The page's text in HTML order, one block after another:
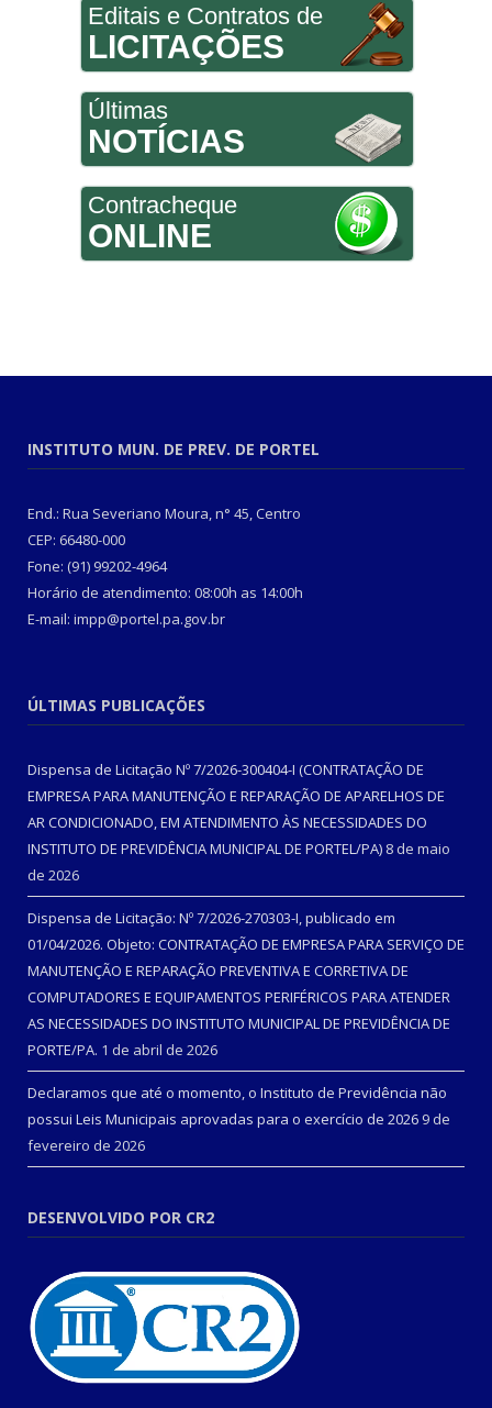
Editais e Contratos de
LICITAÇÕES
Últimas
NOTÍCIAS
Contracheque
ONLINE
INSTITUTO MUN. DE PREV. DE PORTEL
End.: Rua Severiano Moura, n° 45, Centro
CEP: 66480-000
Fone: (91) 99202-4964
Horário de atendimento: 08:00h as 14:00h
E-mail: impp@portel.pa.gov.br
ÚLTIMAS PUBLICAÇÕES
Dispensa de Licitação Nº 7/2026-300404-I (CONTRATAÇÃO DE
EMPRESA PARA MANUTENÇÃO E REPARAÇÃO DE APARELHOS DE
AR CONDICIONADO, EM ATENDIMENTO ÀS NECESSIDADES DO
INSTITUTO DE PREVIDÊNCIA MUNICIPAL DE PORTEL/PA) 8 de maio
de 2026
Dispensa de Licitação: Nº 7/2026-270303-I, publicado em
01/04/2026. Objeto: CONTRATAÇÃO DE EMPRESA PARA SERVIÇO DE
MANUTENÇÃO E REPARAÇÃO PREVENTIVA E CORRETIVA DE
COMPUTADORES E EQUIPAMENTOS PERIFÉRICOS PARA ATENDER
AS NECESSIDADES DO INSTITUTO MUNICIPAL DE PREVIDÊNCIA DE
PORTE/PA. 1 de abril de 2026
Declaramos que até o momento, o Instituto de Previdência não
possui Leis Municipais aprovadas para o exercício de 2026 9 de
fevereiro de 2026
DESENVOLVIDO POR CR2